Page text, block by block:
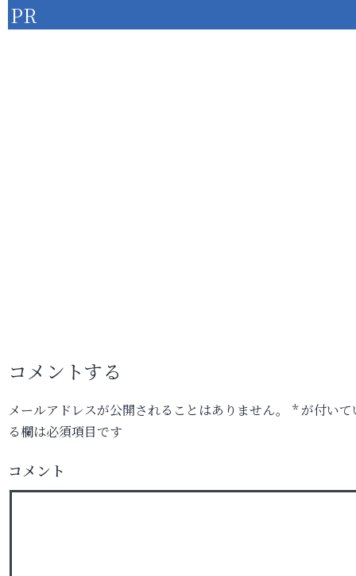
PR
コメントする
メールアドレスが公開されることはありません。 *が付いて
る欄は必須項目です
コメント